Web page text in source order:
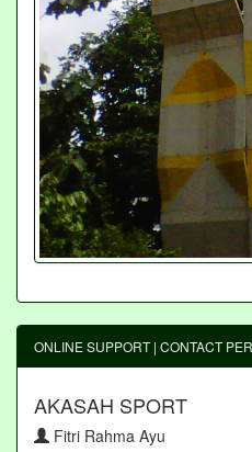
ONLINE SUPPORT | CONTACT
AKASAH SPORT
Fitri Rahma Ayu